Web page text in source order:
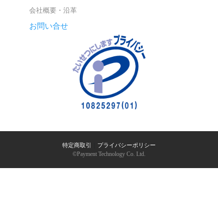
会社概要・沿革
お問い合せ
特定商取引
プライバシーポリシー
©︎Payment Technology Co. Ltd.